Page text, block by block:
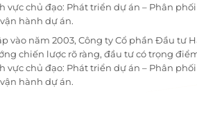
vực chủ đạo: Phát triển dự án – Phân
hành dự án.
vào năm 2003, Công ty Cổ phần Đầu tư
chiến lược rõ ràng, đầu tư có trọng
vực chủ đạo: Phát triển dự án – Phân
hành dự án.